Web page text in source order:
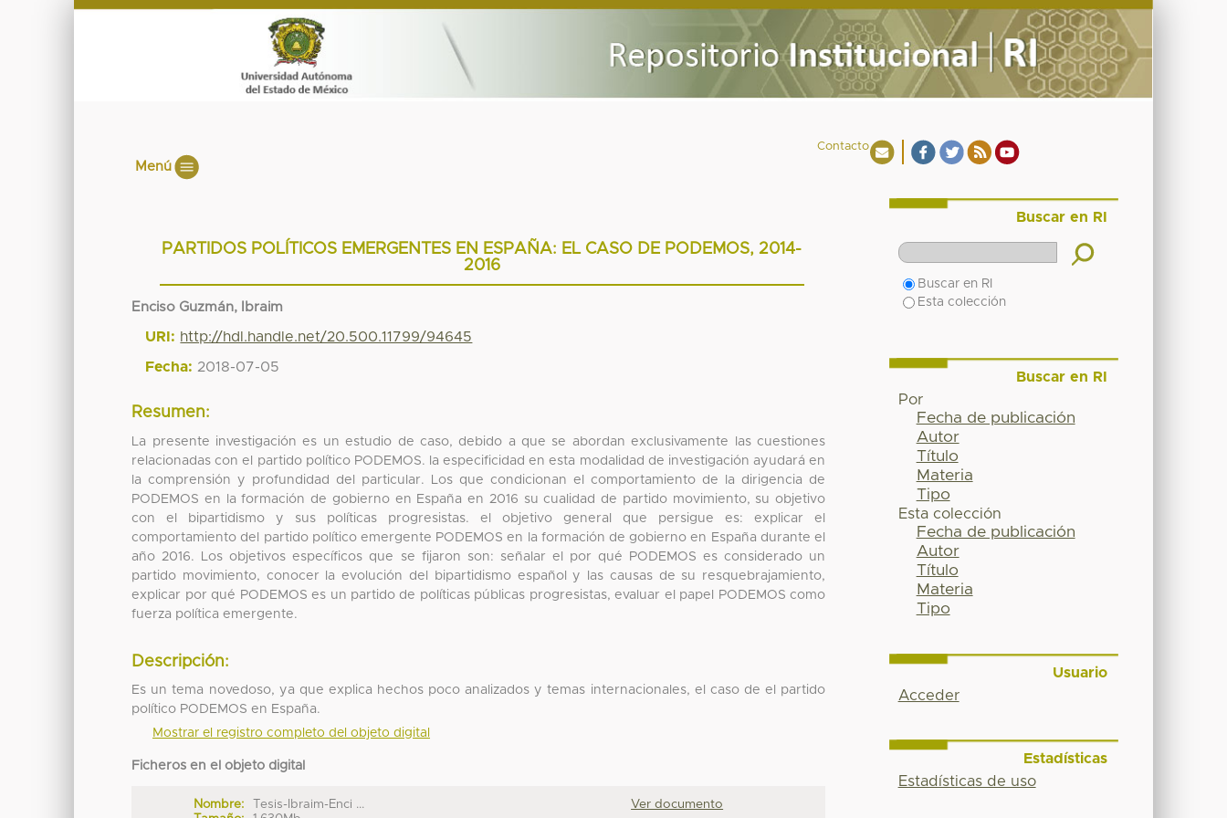
Contacto
Menú
PARTIDOS POLÍTICOS EMERGENTES EN ESPAÑA: EL CASO DE PODEMOS, 2014-
2016
Enciso Guzmán, Ibraim
URI: http://hdl.handle.net/20.500.11799/94645
Fecha: 2018-07-05
Resumen:
La presente investigación es un estudio de caso, debido a que se abordan exclusivamente las cuestiones
relacionadas con el partido político PODEMOS. la especificidad en esta modalidad de investigación ayudará en
la comprensión y profundidad del particular. Los que condicionan el comportamiento de la dirigencia de
PODEMOS en la formación de gobierno en España en 2016 su cualidad de partido movimiento, su objetivo
con el bipartidismo y sus políticas progresistas. el objetivo general que persigue es: explicar el
comportamiento del partido político emergente PODEMOS en la formación de gobierno en España durante el
año 2016. Los objetivos específicos que se fijaron son: señalar el por qué PODEMOS es considerado un
partido movimiento, conocer la evolución del bipartidismo español y las causas de su resquebrajamiento,
explicar por qué PODEMOS es un partido de políticas públicas progresistas, evaluar el papel PODEMOS como
fuerza política emergente.
Descripción:
Es un tema novedoso, ya que explica hechos poco analizados y temas internacionales, el caso de el partido
político PODEMOS en España.
Mostrar el registro completo del objeto digital
Ficheros en el objeto digital
Nombre:
Tesis-Ibraim-Enci ...
Ver documento
Buscar en RI
Buscar en RI
Esta colección
Buscar en RI
Por
Fecha de publicación
Autor
Título
Materia
Tipo
Esta colección
Fecha de publicación
Autor
Título
Materia
Tipo
Usuario
Acceder
Estadísticas
Estadísticas de uso